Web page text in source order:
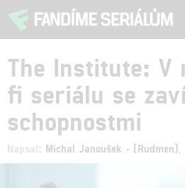
The Institute: V
fi seriálu se
schopnostmi
Napsal: Michal Janoušek - (Rudmen)